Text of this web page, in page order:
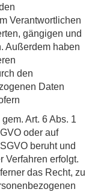
Verantwortlichen
gängigen und
Außerdem haben
den
Daten
Art. 6 Abs. 1
oder auf
beruht und
Verfahren erfolgt.
das Recht, zu